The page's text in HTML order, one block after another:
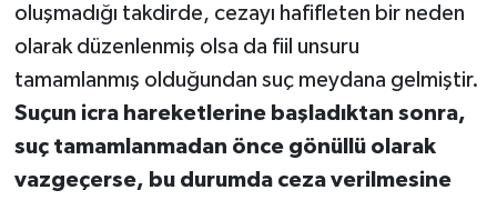
oluşmadığı takdirde, cezayı hafifleten bir neden
olarak düzenlenmiş olsa da fiil unsuru
tamamlanmış olduğundan suç meydana gelmiştir.
Suçun icra hareketlerine başladıktan sonra,
suç tamamlanmadan önce gönüllü olarak
vazgeçerse, bu durumda ceza verilmesine